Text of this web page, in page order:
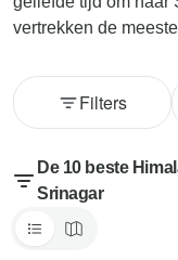
vertrekken de
Filters
De 10 beste
Srinagar